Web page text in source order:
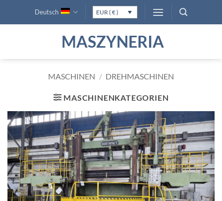
Deutsch EUR ( € )
MASZYNERIA
MASCHINEN / DREHMASCHINEN
MASCHINENKATEGORIEN